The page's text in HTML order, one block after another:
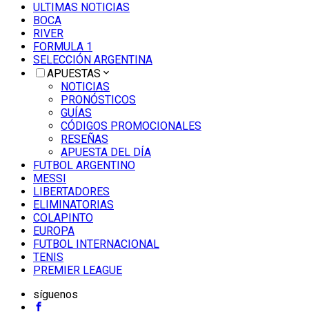
ULTIMAS NOTICIAS
BOCA
RIVER
FORMULA 1
SELECCIÓN ARGENTINA
APUESTAS
NOTICIAS
PRONÓSTICOS
GUÍAS
CÓDIGOS PROMOCIONALES
RESEÑAS
APUESTA DEL DÍA
FUTBOL ARGENTINO
MESSI
LIBERTADORES
ELIMINATORIAS
COLAPINTO
EUROPA
FUTBOL INTERNACIONAL
TENIS
PREMIER LEAGUE
síguenos